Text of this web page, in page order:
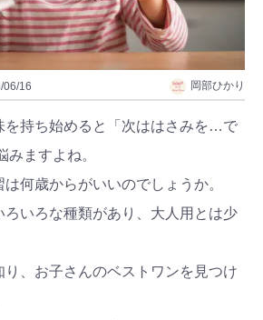
06/16 岡部ひかり
を持ち始めると「次ははさみを…で
みますよね。
何歳からがいいのでしょうか。
ろいろな種類があり、大人用とは少
り、お子さんのベストワンを見つけ